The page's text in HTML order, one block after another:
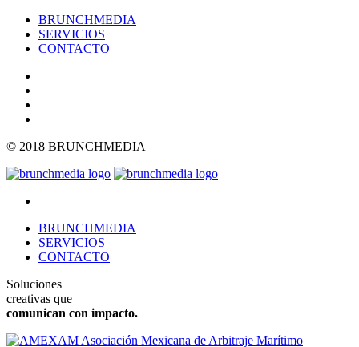
BRUNCHMEDIA
SERVICIOS
CONTACTO
© 2018 BRUNCHMEDIA
BRUNCHMEDIA
SERVICIOS
CONTACTO
Soluciones
creativas que
comunican con impacto.